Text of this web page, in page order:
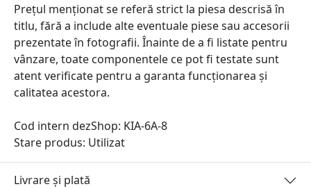
Prețul menționat se referă strict la piesa descrisă în
titlu, fără a include alte eventuale piese sau accesorii
prezentate în fotografii. Înainte de a fi listate pentru
vânzare, toate componentele ce pot fi testate sunt
atent verificate pentru a garanta funcționarea și
calitatea acestora.
Cod intern dezShop: KIA-6A-8
Stare produs: Utilizat
Livrare și plată